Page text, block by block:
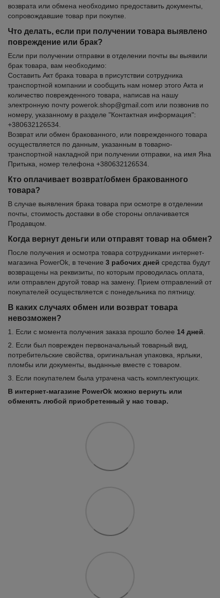
возврата или обмена необходимо предоставить документы,
сопровождавшие товар при покупке.
Что делать, если при получении товара выявлено
повреждение или брак?
Если при получении отправки в отделении почты вы выявили
брак товара, вам необходимо:
Составить Акт брака товара в присутствии сотрудника
транспортной компании и сообщить нам номер этого Акта и
количество поврежденного товара, написав на нашу
электронную почту powerok.shop@gmail.com или позвонив по
номеру, указанному в разделе "Контактная информация":
+380632126534.
Возврат или обмен бракованного, или поврежденного товара
осуществляется по данным, указанным в товарно-
транспортной накладной при получении отправки, на имя Яна
Притыка, номер телефона +380632126534.
Кто оплачивает возврат/обмен бракованного
товара?
В случае выявления брака товара при осмотре в отделении
почты, стоимость доставки в обе стороны оплачивается
Продавцом.
Когда вернут деньги или отправят товар на обмен?
После получения и осмотра товара сотрудниками интернет-
магазина PowerOk, в течение 3 рабочих дней средства будут
возвращены на реквизиты, по которым проводилась оплата,
или отправлен другой товар на замену. Прием отправлений от
покупателей осуществляется с понедельника по пятницу.
В каких случаях обмен или возврат товара
невозможен?
1. Если с момента получения заказа прошло более 14 дней
2. Если был поврежден первоначальный товарный вид,
потребительские свойства, оригинальная упаковка, ярлыки,
пломбы или документы, выданные вместе с товаром.
3. Если покупателем была утрачена часть комплектующих.
В интернет-магазине PowerOk можно вернуть или
обменять любой приобретенный у нас товар.